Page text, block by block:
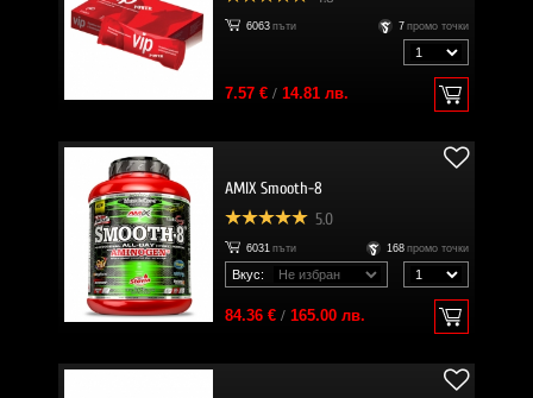
6063 пъти 7 промо точки
7.57 €/ 14.81 лв.
AMIX Smooth-8
5.0
6031 пъти 168 промо точки
Вкус:
84.36 €/ 165.00 лв.